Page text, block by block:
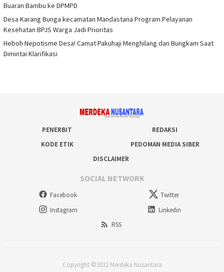
Buaran Bambu ke DPMPD
Desa Karang Bunga kecamatan Mandastana Program Pelayanan
Kesehatan BPJS Warga Jadi Prioritas
Heboh Nepotisme Desa! Camat Pakuhaji Menghilang dan Bungkam Saat
Dimintai Klarifikasi
PENERBIT
REDAKSI
KODE ETIK
PEDOMAN MEDIA SIBER
DISCLAIMER
SOCIAL NETWORK
Facebook
Twitter
Instagram
Linkedin
RSS
Copyright ©2022 Merdeka Nusantara